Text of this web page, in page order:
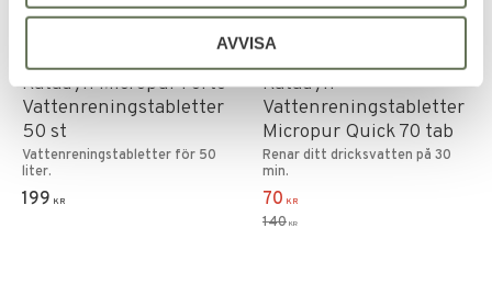
AVVISA
Katadyn Micropur Forte
Vattenreningstabletter
50 st
Vattenreningstabletter för 50
liter.
199 KR
Add to favorites
Katadyn
Vattenreningstabletter
Micropur Quick 70 tab
Renar ditt dricksvatten på 30
min.
70 KR
140 KR